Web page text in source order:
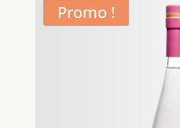
Promo !